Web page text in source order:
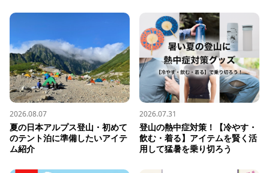
2026.08.07
夏の日本アルプス登山・初めて
のテント泊に準備したいアイテ
ム紹介
2026.07.31
登山の熱中症対策！【冷やす・
飲む・着る】アイテムを賢く活
用して猛暑を乗り切ろう